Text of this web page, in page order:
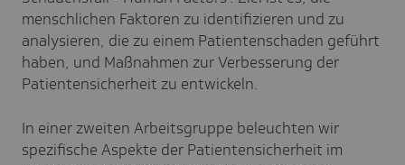
menschlichen Faktoren zu identifizieren und zu
analysieren, die zu einem Patientenschaden geführt
haben, und Maßnahmen zur Verbesserung der
Patientensicherheit zu entwickeln.
In einer zweiten Arbeitsgruppe beleuchten wir
spezifische Aspekte der Patientensicherheit im